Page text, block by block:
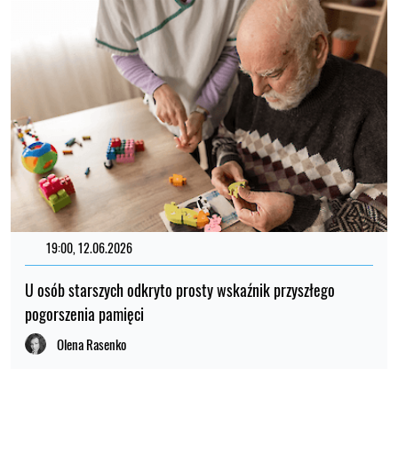
19:00, 12.06.2026
U osób starszych odkryto prosty wskaźnik przyszłego
pogorszenia pamięci
Olena Rasenko